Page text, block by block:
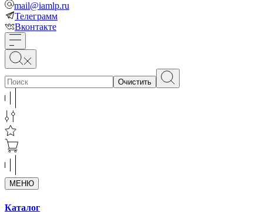
mail@iamlp.ru
Телеграмм
Вконтакте
Очистить
МЕНЮ
Каталог